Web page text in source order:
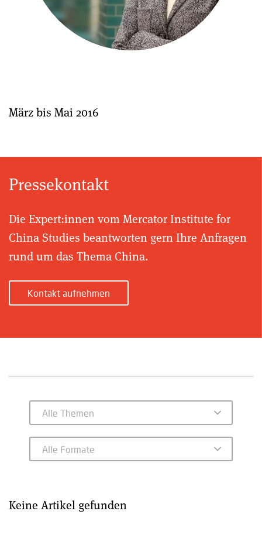
März bis Mai 2016
Pressekontakt
Die Expert:innen vom Mercator Institute for
China Studies beantworten gern Ihre Anfragen
rund um das Thema China.
Kontakt aufnehmen
Keine Artikel gefunden